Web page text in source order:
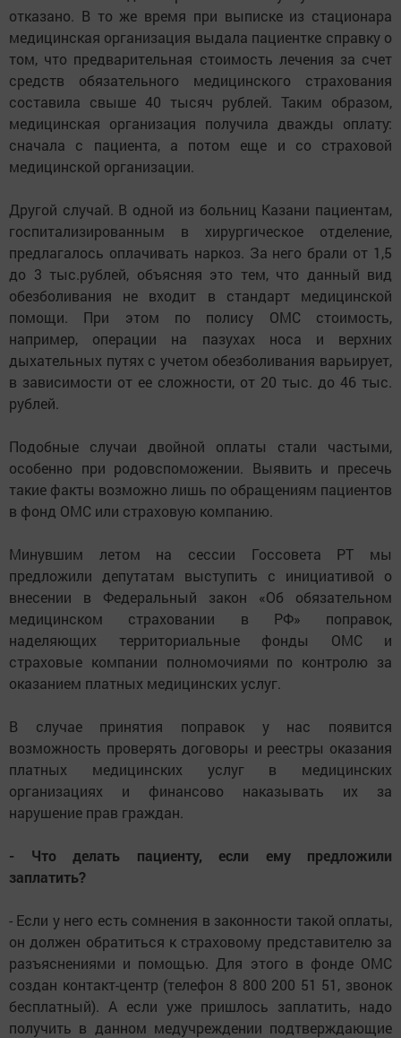
отказано. В то же время при выписке из стационара
медицинская организация выдала пациентке справку о
том, что предварительная стоимость лечения за счет
средств обязательного медицинского страхования
составила свыше 40 тысяч рублей. Таким образом,
медицинская организация получила дважды оплату:
сначала с пациента, а потом еще и со страховой
медицинской организации.
Другой случай. В одной из больниц Казани пациентам,
госпитализированным в хирургическое отделение,
предлагалось оплачивать наркоз. За него брали от 1,5
до 3 тыс.рублей, объясняя это тем, что данный вид
обезболивания не входит в стандарт медицинской
помощи. При этом по полису ОМС стоимость,
например, операции на пазухах носа и верхних
дыхательных путях с учетом обезболивания варьирует,
в зависимости от ее сложности, от 20 тыс. до 46 тыс.
рублей.
Подобные случаи двойной оплаты стали частыми,
особенно при родовспоможении. Выявить и пресечь
такие факты возможно лишь по обращениям пациентов
в фонд ОМС или страховую компанию.
Минувшим летом на сессии Госсовета РТ мы
предложили депутатам выступить с инициативой о
внесении в Федеральный закон «Об обязательном
медицинском страховании в РФ» поправок,
наделяющих территориальные фонды ОМС и
страховые компании полномочиями по контролю за
оказанием платных медицинских услуг.
В случае принятия поправок у нас появится
возможность проверять договоры и реестры оказания
платных медицинских услуг в медицинских
организациях и финансово наказывать их за
нарушение прав граждан.
- Что делать пациенту, если ему предложили
заплатить?
- Если у него есть сомнения в законности такой оплаты,
он должен обратиться к страховому представителю за
разъяснениями и помощью. Для этого в фонде ОМС
создан контакт-центр (телефон 8 800 200 51 51, звонок
бесплатный). А если уже пришлось заплатить, надо
получить в данном медучреждении подтверждающие